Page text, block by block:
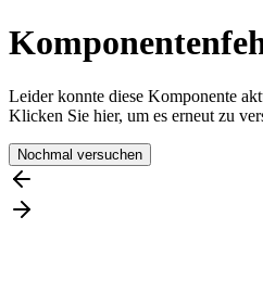
Leider konnte diese Komponente
Klicken Sie hier, um es erneut zu
Nochmal versuchen